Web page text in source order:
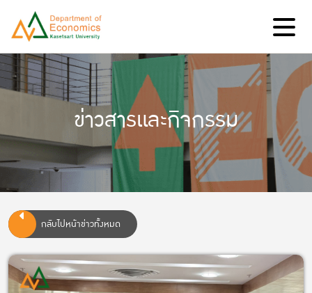
ข่าวสารและกิจกรรม
กลับไปหน้าข่าวทั้งหมด